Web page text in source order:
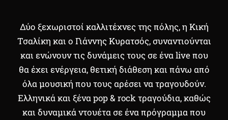
Δύο ξεχωριστοί καλλιτέχνες της πόλης, η Κική
Τσαλίκη και ο Γιάννης Κυρατσός, συναντιούνται
και ενώνουν τις δυνάμεις τους σε ένα live που
θα έχει ενέργεια, θετική διάθεση και πάνω από
όλα μουσική που τους αρέσει να τραγουδούν.
Ελληνικά και ξένα pop & rock τραγούδια, καθώς
και δυναμικά ντουέτα σε ένα πρόγραμμα που